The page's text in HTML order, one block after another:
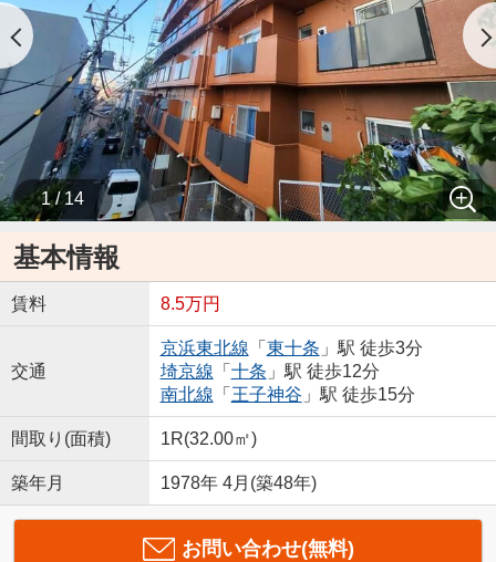
1 / 14
基本情報
賃料 8.5万円
交通
京浜東北線 「 東十条 」駅 徒歩3分
埼京線 「 十条 」駅 徒歩12分
南北線 「 王子神谷 」駅 徒歩15分
間取り(面積) 1R(32.00㎡)
築年月 1978年 4月(築48年)
お問い合わせ(無料)